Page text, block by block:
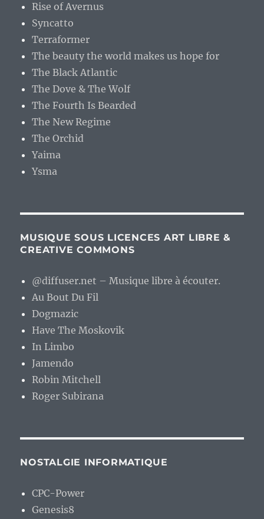
Rise of Avernus
Syncatto
Terraformer
The beauty the world makes us hope for
The Black Atlantic
The Dove & The Wolf
The Fourth Is Bearded
The New Regime
The Orchid
Yaima
Ysma
MUSIQUE SOUS LICENCES ART LIBRE &
CREATIVE COMMONS
@diffuser.net – Musique libre à écouter.
Au Bout Du Fil
Dogmazic
Have The Moskovik
In Limbo
Jamendo
Robin Mitchell
Roger Subirana
NOSTALGIE INFORMATIQUE
CPC-Power
Genesis8